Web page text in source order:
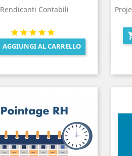
Rendiconti Contabili
AGGIUNGI AL CARRELLO
Anteprima